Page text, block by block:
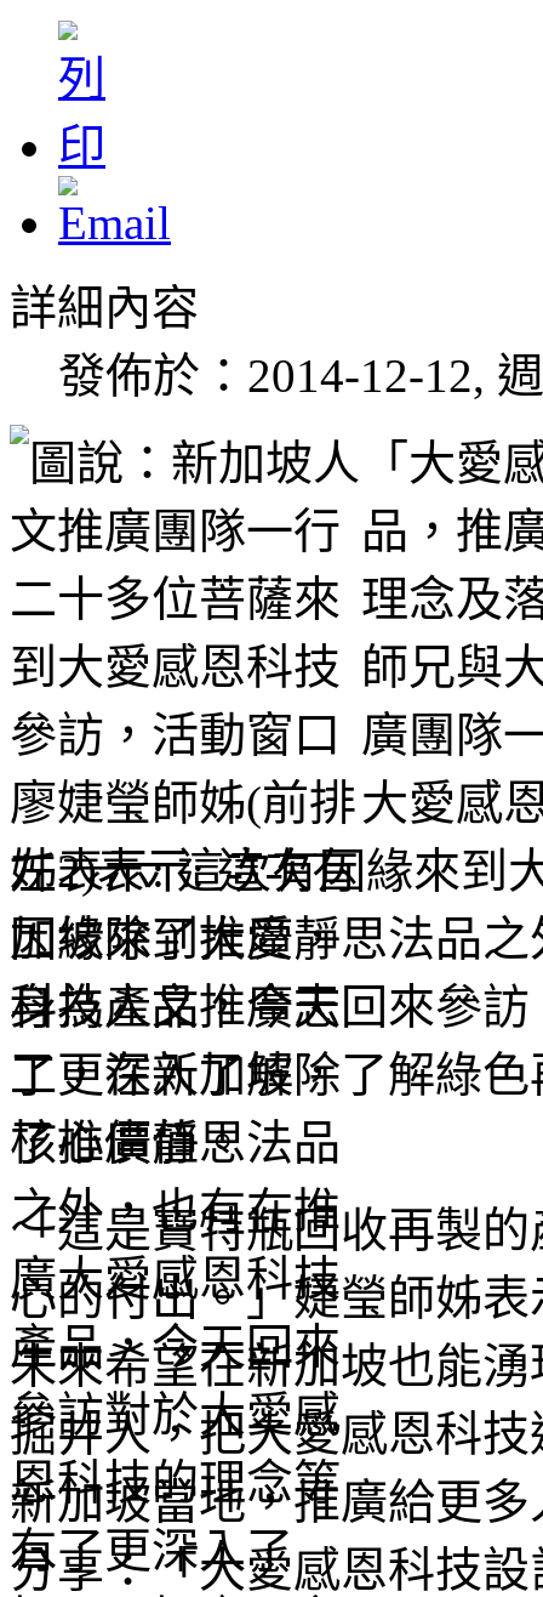
詳細內容
發佈於：2014-12-12,
「大愛
品，推
理念及
師兄與
廣團隊
大愛感
姊表示: 這次有因緣來到
加坡除了推廣靜思法品
科技產品，今天回來參
了更深入了解，了解綠
核心價值。
「這是寶特瓶回收再製
心的付出。」婕瑩師姊
未來希望在新加坡也能
掘井人，把大愛感恩科
新加坡當地，推廣給更
分享：「大愛感恩科技